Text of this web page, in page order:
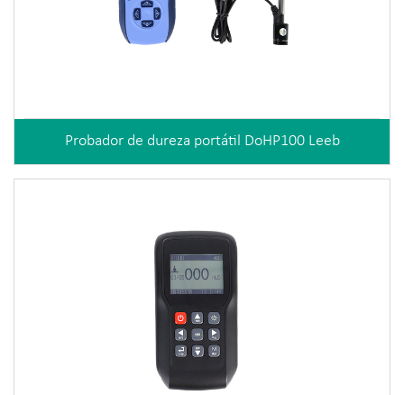
Probador de dureza portátil DoHP100 Leeb